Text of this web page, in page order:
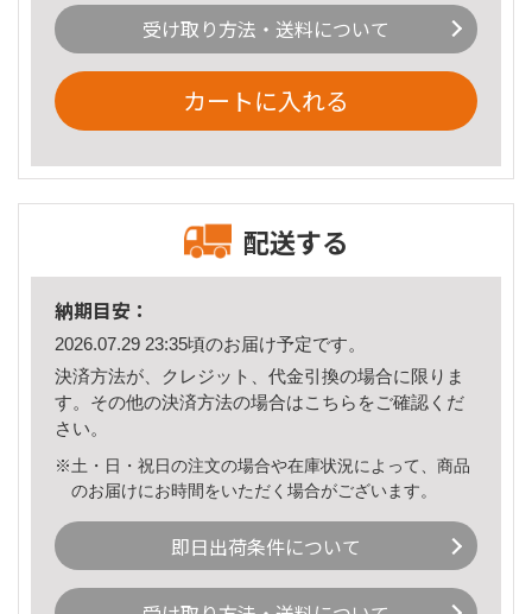
受け取り方法・送料について
カートに入れる
配送する
納期目安：
2026.07.29 23:35頃のお届け予定です。
決済方法が、クレジット、代金引換の場合に限りま
す。その他の決済方法の場合はこちら をご確認くだ
さい。
※土・日・祝日の注文の場合や在庫状況によって、商品
のお届けにお時間をいただく場合がございます。
即日出荷条件について